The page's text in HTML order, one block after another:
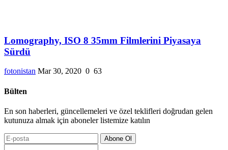
Lomography, ISO 8 35mm Filmlerini Piyasaya
Sürdü
fotonistan Mar 30, 2020 0 63
Bülten
En son haberleri, güncellemeleri ve özel teklifleri doğrudan gelen
kutunuza almak için aboneler listemize katılın
Abone Ol